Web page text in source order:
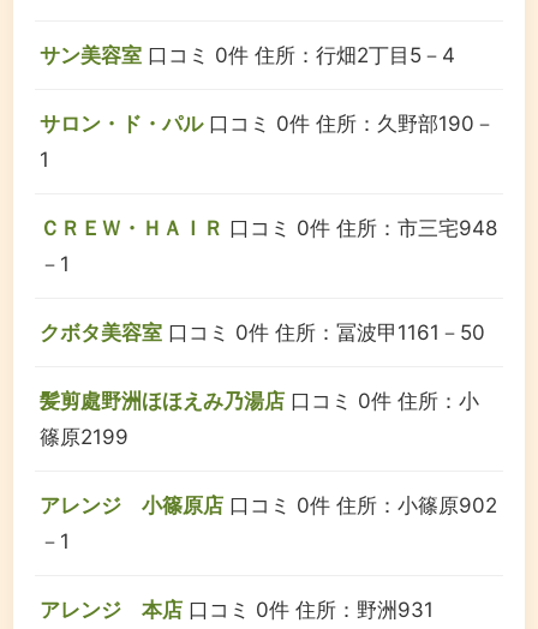
サン美容室 口コミ 0件 住所：行畑2丁目5－4
サロン・ド・パル 口コミ 0件 住所：久野部190－
1
ＣＲＥＷ・ＨＡＩＲ 口コミ 0件 住所：市三宅948
－1
クボタ美容室 口コミ 0件 住所：冨波甲1161－50
髪剪處野洲ほほえみ乃湯店 口コミ 0件 住所：小
篠原2199
アレンジ 小篠原店 口コミ 0件 住所：小篠原902
－1
アレンジ 本店 口コミ 0件 住所：野洲931